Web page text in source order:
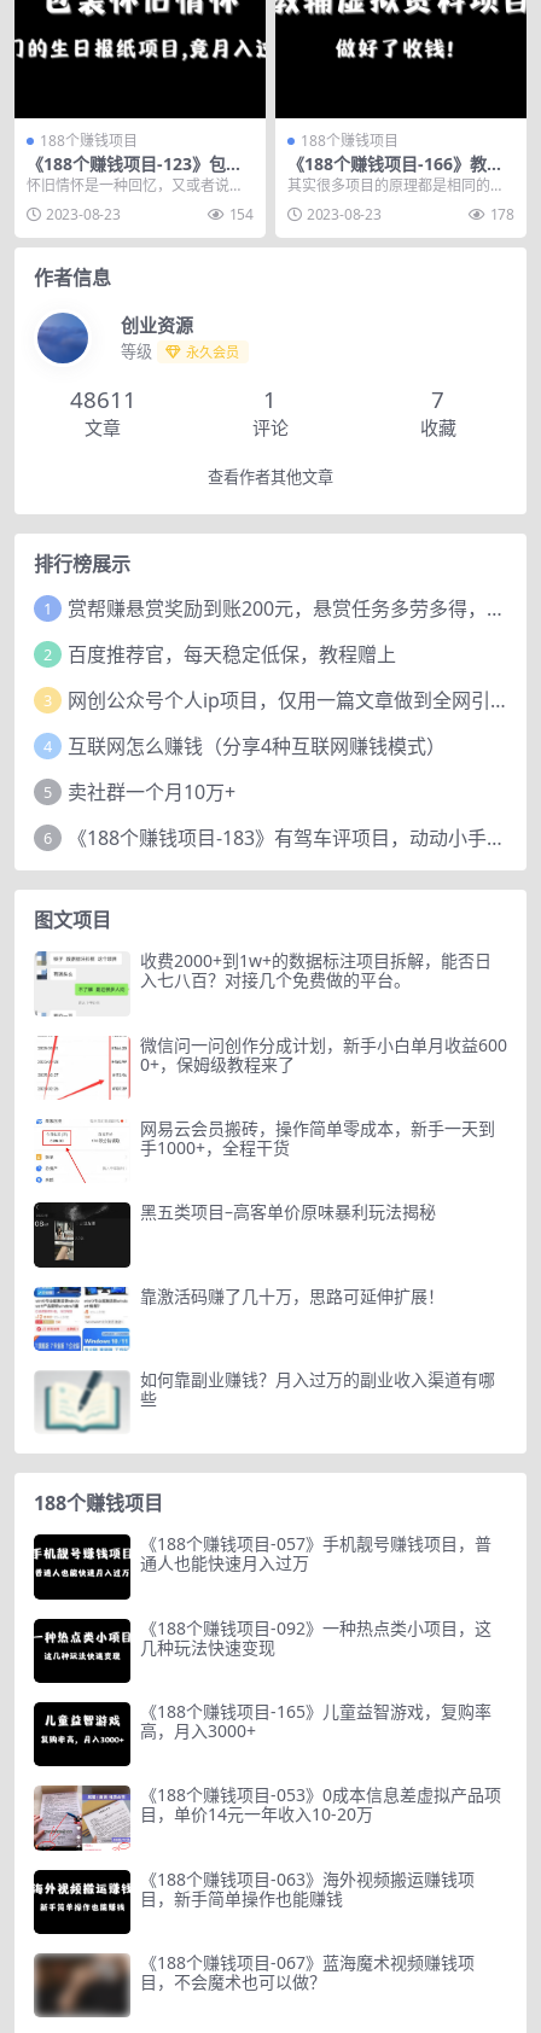
188个赚钱项目
《188个赚钱项目-123》包装
怀旧情怀，冷门的生日报纸项
目，竟月入过万
怀旧情怀是一种回忆，又或者说是
一种老味道，比如小时候吃过的零
食，喝过的汽水，玩过...
2023-08-23 154
188个赚钱项目
《188个赚钱项目-166》教辅
虚拟资料项目，做好了收钱！
其实很多项目的原理都是相同的，
可以说我们做好一个项目的方法之
后，也可以运用到另外...
2023-08-23 178
作者信息
创业资源
等级 永久会员
48611
文章
1
评论
7
收藏
查看作者其他文章
排行榜展示
1 赏帮赚悬赏奖励到账200元，悬赏任务多劳多得，人人可做。
2 百度推荐官，每天稳定低保，教程赠上
3 网创公众号个人ip项目，仅用一篇文章做到全网引流！
4 互联网怎么赚钱（分享4种互联网赚钱模式）
5 卖社群一个月10万+
6 《188个赚钱项目-183》有驾车评项目，动动小手，复制粘贴赚44元！
图文项目
收费2000+到1w+的数据标注项目拆解，能否日
入七八百？对接几个免费做的平台。
微信问一问创作分成计划，新手小白单月收益600
0+，保姆级教程来了
网易云会员搬砖，操作简单零成本，新手一天到
手1000+，全程干货
黑五类项目–高客单价原味暴利玩法揭秘
靠激活码赚了几十万，思路可延伸扩展！
如何靠副业赚钱？月入过万的副业收入渠道有哪
些
188个赚钱项目
《188个赚钱项目-057》手机靓号赚钱项目，普
通人也能快速月入过万
《188个赚钱项目-092》一种热点类小项目，这
几种玩法快速变现
《188个赚钱项目-165》儿童益智游戏，复购率
高，月入3000+
《188个赚钱项目-053》0成本信息差虚拟产品项
目，单价14元一年收入10-20万
《188个赚钱项目-063》海外视频搬运赚钱项
目，新手简单操作也能赚钱
《188个赚钱项目-067》蓝海魔术视频赚钱项
目，不会魔术也可以做？